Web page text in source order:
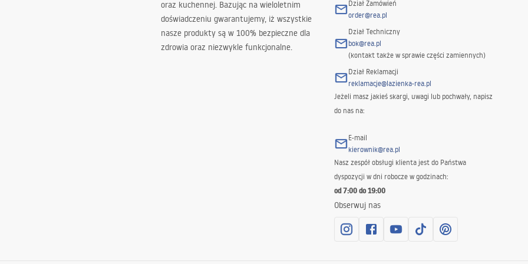
oraz kuchennej. Bazując na wieloletnim
doświadczeniu gwarantujemy, iż wszystkie
nasze produkty są w 100% bezpieczne dla
zdrowia oraz niezwykle funkcjonalne.
Dział Zamówień
order@rea.pl
Dział Techniczny
bok@rea.pl
(kontakt także w sprawie części zamiennych)
Dział Reklamacji
reklamacje@lazienka-rea.pl
Jeżeli masz jakieś skargi, uwagi lub pochwały, napisz
do nas na:
E-mail
kierownik@rea.pl
Nasz zespół obsługi klienta jest do Państwa
dyspozycji w dni robocze w godzinach:
od 7:00 do 19:00
Obserwuj nas